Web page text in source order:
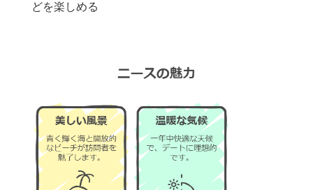
どを楽しめる